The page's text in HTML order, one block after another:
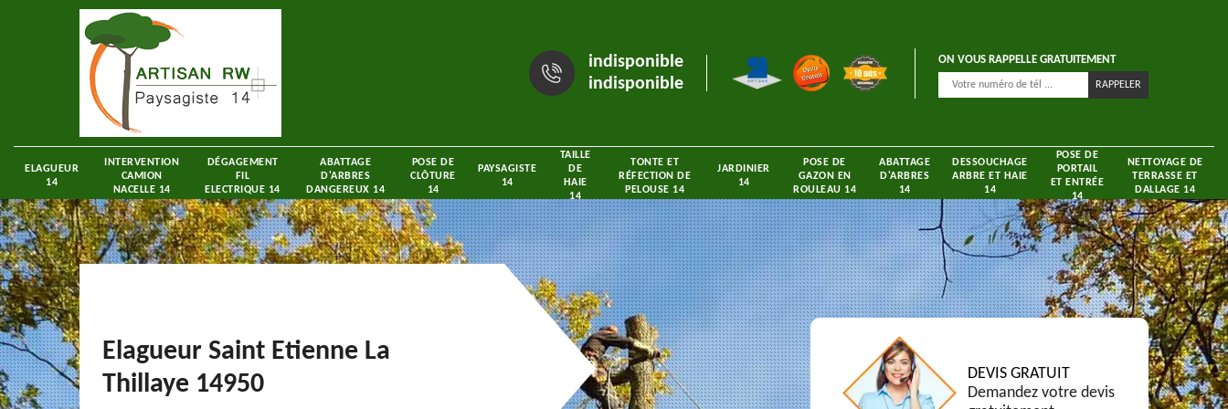
indisponible
indisponible
ON VOUS RAPPELLE GRATUITEMENT
ELAGUEUR
14
INTERVENTION
CAMION
NACELLE 14
DÉGAGEMENT
FIL
ELECTRIQUE 14
ABATTAGE
D'ARBRES
DANGEREUX 14
POSE DE
CLÔTURE
14
PAYSAGISTE
14
TAILLE
DE
HAIE
14
TONTE ET
RÉFECTION DE
PELOUSE 14
JARDINIER
14
POSE DE
GAZON EN
ROULEAU 14
ABATTAGE
D'ARBRES
14
DESSOUCHAGE
ARBRE ET HAIE
14
POSE DE
PORTAIL
ET ENTRÉE
14
NETTOYAGE DE
TERRASSE ET
DALLAGE 14
Elagueur Saint Etienne La
Thillaye 14950
DEVIS GRATUIT
Demandez votre devis